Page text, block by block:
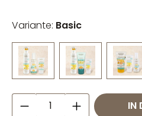
Variante: Basic
Produkt Anzahl: IN